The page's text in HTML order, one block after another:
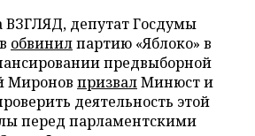
ВЗГЛЯД, депутат Госдумы
обвинилпартию «Яблоко» в
предвыборной
Миронов призвалМинюст и
деятельность этой
перед парламентскими